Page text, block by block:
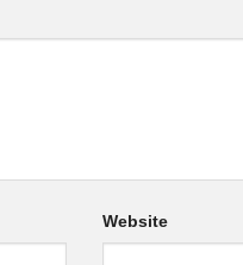
Website